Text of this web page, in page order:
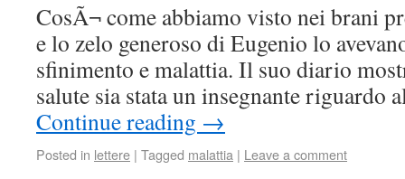
CosÃ¬ come abbiamo visto nei brani
e lo zelo generoso di Eugenio lo
sfinimento e malattia. Il suo diario
salute sia stata un insegnante riguardo
Continue reading →
Posted in lettere | Tagged malattia | Leave a comment